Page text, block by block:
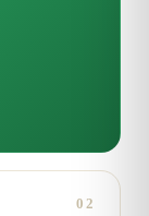
02